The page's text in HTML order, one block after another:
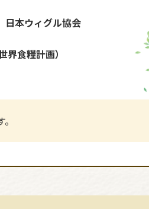
本ウィグル協会
界食糧計画）